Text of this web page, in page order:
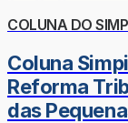
COLUNA DO
Coluna
Reforma
das